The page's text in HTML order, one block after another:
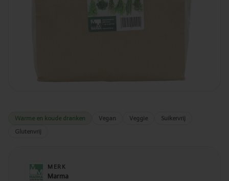
Warme en koude dranken Vegan Veggie
Suikervrij
Glutenvrij
MERK
Marma